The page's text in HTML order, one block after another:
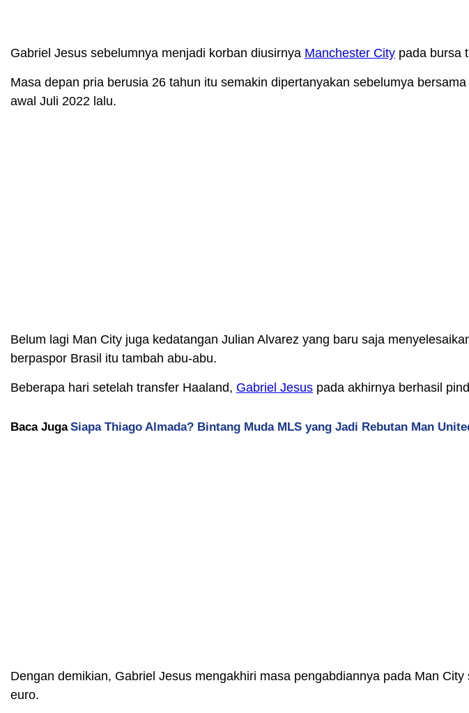
Gabriel Jesus sebelumnya menjadi korban diusirnya Manchester City pada bursa
Masa depan pria berusia 26 tahun itu semakin dipertanyakan sebelumya
awal Juli 2022 lalu.
Belum lagi Man City juga kedatangan Julian Alvarez yang baru saja
berpaspor Brasil itu tambah abu-abu.
Beberapa hari setelah transfer Haaland, Gabriel Jesus pada akhirnya berhasil
Baca Juga Siapa Thiago Almada? Bintang Muda MLS yang Jadi Rebutan Man
Dengan demikian, Gabriel Jesus mengakhiri masa pengabdiannya pada Man
euro.